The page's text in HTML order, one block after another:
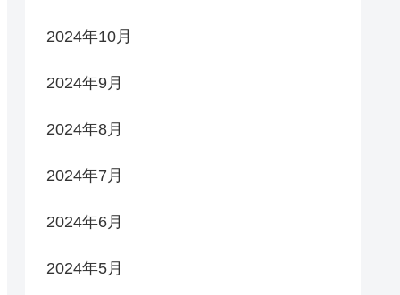
2024年10月
2024年9月
2024年8月
2024年7月
2024年6月
2024年5月